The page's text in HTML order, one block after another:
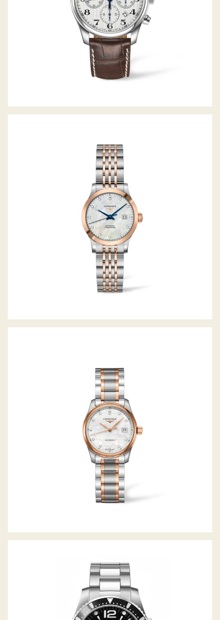
RECORD
THE MASTER COLLECTION
HYDROCONQUEST